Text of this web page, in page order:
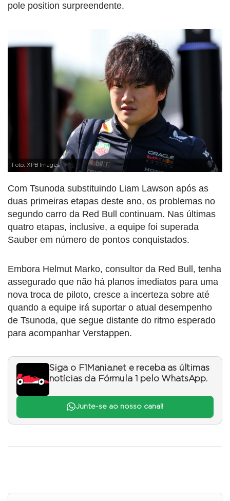
pole position surpreendente.
Foto: XPB Images
Com Tsunoda substituindo Liam Lawson após as
duas primeiras etapas deste ano, os problemas no
segundo carro da Red Bull continuam. Nas últimas
quatro etapas, inclusive, a equipe foi superada
Sauber em número de pontos conquistados.
Embora Helmut Marko, consultor da Red Bull, tenha
assegurado que não há planos imediatos para uma
nova troca de piloto, cresce a incerteza sobre até
quando a equipe irá suportar o atual desempenho
de Tsunoda, que segue distante do ritmo esperado
para acompanhar Verstappen.
Siga o F1Mania.net e receba as últimas
notícias da Fórmula 1 pelo WhatsApp.
Junte-se ao nosso canal!